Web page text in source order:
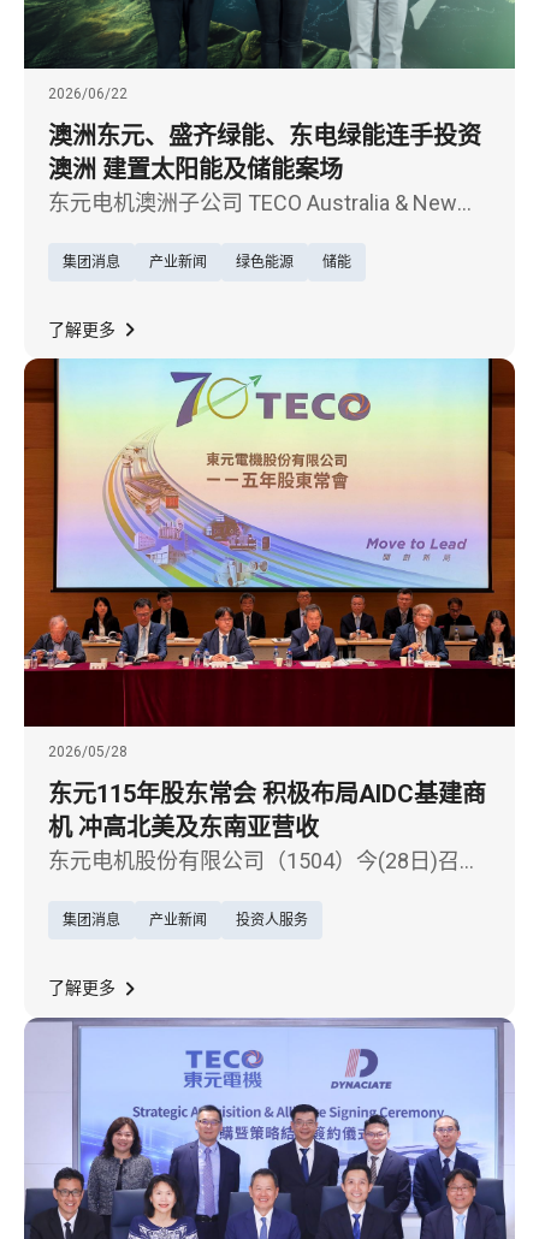
2026/06/22
澳洲东元、盛齐绿能、东电绿能连手投资
澳洲 建置太阳能及储能案场
东元电机澳洲子公司 TECO Australia & New
（3027）旗下盛齐绿能（Billion Watts），以
开策略合作，携手推动澳洲维多利亚州
Seaspray 太阳能暨储能（Solar + BESS）项
目，以及即将启动的第二批（Tranche 2）能源
投资组合。
集团消息 产业新闻 绿色能源 储能
了解更多
2026/05/28
东元115年股东常会 积极布局AIDC基建商
机 冲高北美及东南亚营收
东元电机股份有限公司（1504）今(28日)召开
分配案。董事会提案每股配发现金股利2元 ，
坚持与承诺。
集团消息 产业新闻 投资人服务
了解更多